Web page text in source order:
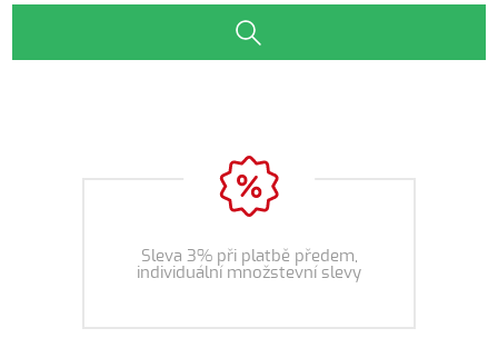
Sleva 3% při platbě předem,
individuální množstevní slevy